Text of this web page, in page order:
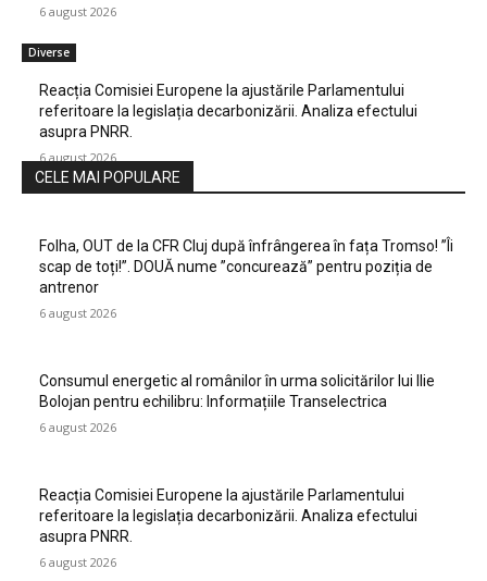
6 august 2026
Diverse
Reacția Comisiei Europene la ajustările Parlamentului
referitoare la legislația decarbonizării. Analiza efectului
asupra PNRR.
6 august 2026
CELE MAI POPULARE
Folha, OUT de la CFR Cluj după înfrângerea în fața Tromso! ”Îi
scap de toți!”. DOUĂ nume ”concurează” pentru poziția de
antrenor
6 august 2026
Consumul energetic al românilor în urma solicitărilor lui Ilie
Bolojan pentru echilibru: Informațiile Transelectrica
6 august 2026
Reacția Comisiei Europene la ajustările Parlamentului
referitoare la legislația decarbonizării. Analiza efectului
asupra PNRR.
6 august 2026